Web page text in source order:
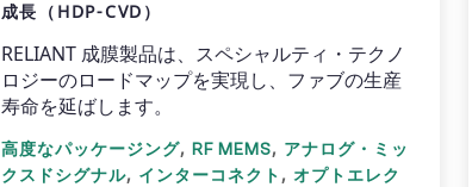
成長（HDP-CVD）
RELIANT 成膜製品は、スペシャルティ・テクノ
ロジーのロードマップを実現し、ファブの生産
寿命を延ばします。
高度なパッケージング, RF MEMS, アナログ・ミッ
クスドシグナル, インターコネクト , オプトエレク